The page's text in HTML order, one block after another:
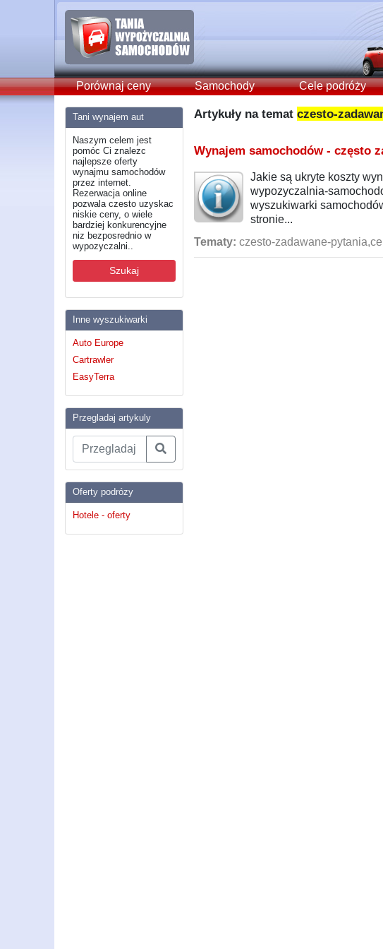
Porównaj ceny Samochody Cele podróży
Tani wynajem aut
Naszym celem jest
pomóc Ci znalezc
najlepsze oferty
wynajmu samochodów
przez internet.
Rezerwacja online
pozwala czesto uzyskac
niskie ceny, o wiele
bardziej konkurencyjne
niz bezposrednio w
wypozyczalni..
Szukaj
Inne wyszukiwarki
Auto Europe
Cartrawler
EasyTerra
Przegladaj artykuly
Oferty podrózy
Hotele - oferty
Artykuły na tematczesto-
Wynajem samochodów - często
Jakie są ukryte koszty
wypozyczalnia-
wyszukiwarki
stronie...
Tematy: czesto-zadawane-